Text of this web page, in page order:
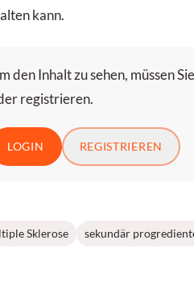
kann.
den Inhalt zu sehen, müssen
registrieren.
LOGIN REGISTRIEREN
Sklerose sekundär